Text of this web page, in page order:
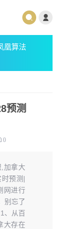
凰算法
预测
0
加拿大
预测|
网进行
别忘了
、从百
大存在